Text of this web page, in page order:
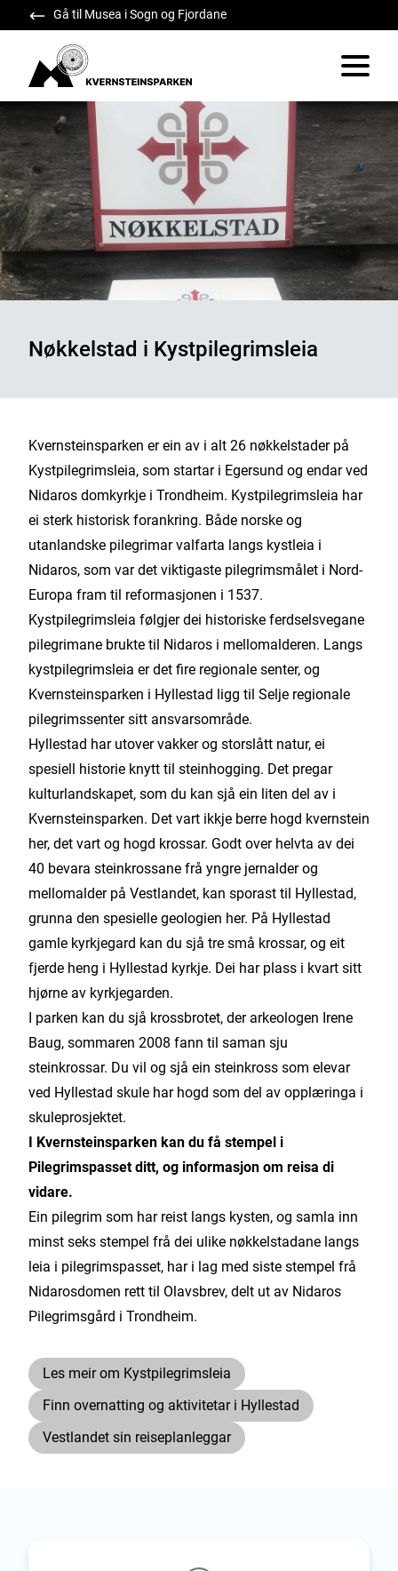
Gå til Musea i Sogn og Fjordane
Kvernsteinsparken
Vis/skjul
Nøkkelstad i Kystpilegrimsleia
Kvernsteinsparken er ein av i alt 26 nøkkelstader på
Kystpilegrimsleia, som startar i Egersund og endar ved
Nidaros domkyrkje i Trondheim. Kystpilegrimsleia har
ei sterk historisk forankring. Både norske og
utanlandske pilegrimar valfarta langs kystleia i
Nidaros, som var det viktigaste pilegrimsmålet i Nord-
Europa fram til reformasjonen i 1537.
Kystpilegrimsleia følgjer dei historiske ferdselsvegane
pilegrimane brukte til Nidaros i mellomalderen. Langs
kystpilegrimsleia er det fire regionale senter, og
Kvernsteinsparken i Hyllestad ligg til Selje regionale
pilegrimssenter sitt ansvarsområde.
Hyllestad har utover vakker og storslått natur, ei
spesiell historie knytt til steinhogging. Det pregar
kulturlandskapet, som du kan sjå ein liten del av i
Kvernsteinsparken. Det vart ikkje berre hogd kvernstein
her, det vart og hogd krossar. Godt over helvta av dei
40 bevara steinkrossane frå yngre jernalder og
mellomalder på Vestlandet, kan sporast til Hyllestad,
grunna den spesielle geologien her. På Hyllestad
gamle kyrkjegard kan du sjå tre små krossar, og eit
fjerde heng i Hyllestad kyrkje. Dei har plass i kvart sitt
hjørne av kyrkjegarden.
I parken kan du sjå krossbrotet, der arkeologen Irene
Baug, sommaren 2008 fann til saman sju
steinkrossar. Du vil og sjå ein steinkross som elevar
ved Hyllestad skule har hogd som del av opplæringa i
skuleprosjektet.
I Kvernsteinsparken kan du få stempel i
Pilegrimspasset ditt, og informasjon om reisa di
vidare.
Ein pilegrim som har reist langs kysten, og samla inn
minst seks stempel frå dei ulike nøkkelstadane langs
leia i pilegrimspasset, har i lag med siste stempel frå
Nidarosdomen rett til Olavsbrev, delt ut av Nidaros
Pilegrimsgård i Trondheim.
Les meir om Kystpilegrimsleia
Finn overnatting og aktivitetar i Hyllestad
Vestlandet sin reiseplanleggar